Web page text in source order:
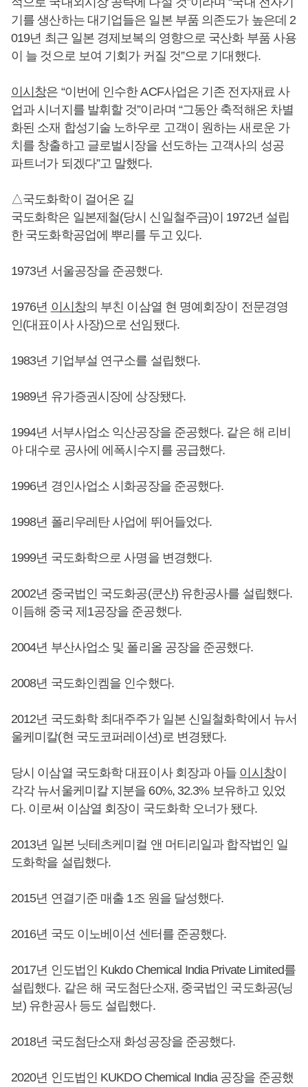
기를 생산하는 대기업들은 일본 부품 의존도가 높은데 2
019년 최근 일본 경제보복의 영향으로 국산화 부품 사용
이 늘 것으로 보여 기회가 커질 것”으로 기대했다.
이시창은 “이번에 인수한 ACF사업은 기존 전자재료 사
업과 시너지를 발휘할 것”이라며 “그동안 축적해온 차별
화된 소재 합성기술 노하우로 고객이 원하는 새로운 가
치를 창출하고 글로벌시장을 선도하는 고객사의 성공
파트너가 되겠다”고 말했다.
△국도화학이 걸어온 길
국도화학은 일본제철(당시 신일철주금)이 1972년 설립
한 국도화학공업에 뿌리를 두고 있다.
1973년 서울공장을 준공했다.
1976년 이시창의 부친 이삼열 현 명예회장이 전문경영
인(대표이사 사장)으로 선임됐다.
1983년 기업부설 연구소를 설립했다.
1989년 유가증권시장에 상장됐다.
1994년 서부사업소 익산공장을 준공했다. 같은 해 리비
아 대수로 공사에 에폭시수지를 공급했다.
1996년 경인사업소 시화공장을 준공했다.
1998년 폴리우레탄 사업에 뛰어들었다.
1999년 국도화학으로 사명을 변경했다.
2002년 중국법인 국도화공(쿤샨) 유한공사를 설립했다.
이듬해 중국 제1공장을 준공했다.
2004년 부산사업소 및 폴리올 공장을 준공했다.
2008년 국도화인켐을 인수했다.
2012년 국도화학 최대주주가 일본 신일철화학에서 뉴서
울케미칼(현 국도코퍼레이션)로 변경됐다.
당시 이삼열 국도화학 대표이사 회장과 아들 이시창이
각각 뉴서울케미칼 지분을 60%, 32.3% 보유하고 있었
다. 이로써 이삼열 회장이 국도화학 오너가 됐다.
2013년 일본 닛테츠케미컬 앤 머티리일과 합작법인 일
도화학을 설립했다.
2015년 연결기준 매출 1조 원을 달성했다.
2016년 국도 이노베이션 센터를 준공했다.
2017년 인도법인 Kukdo Chemical India Private Limited를
설립했다. 같은 해 국도첨단소재, 중국법인 국도화공(닝
보) 유한공사 등도 설립했다.
2018년 국도첨단소재 화성공장을 준공했다.
2020년 인도법인 KUKDO Chemical India 공장을 준공했